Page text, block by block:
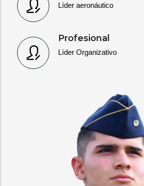
Líder aeronáutico
Profesional
Líder Organizativo